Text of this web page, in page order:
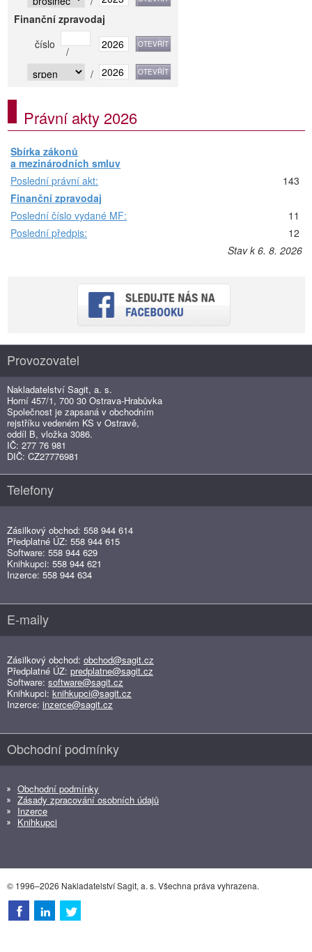
Finanční zpravodaj
číslo
/
/
Právní akty 2026
Sbírka zákonů
a mezinárodních smluv
Poslední právní akt:
143
Finanční zpravodaj
Poslední číslo vydané MF:
11
Poslední předpis:
12
Stav k 6. 8. 2026
Provozovatel
Nakladatelství Sagit, a. s.
Horní 457/1, 700 30 Ostrava-Hrabůvka
Společnost je zapsaná v obchodním
rejstříku vedeném KS v Ostravě,
oddíl B, vložka 3086.
IČ: 277 76 981
DIČ: CZ27776981
Telefony
Zásilkový obchod: 558 944 614
Předplatné ÚZ: 558 944 615
Software: 558 944 629
Knihkupci: 558 944 621
Inzerce: 558 944 634
E-maily
Zásilkový obchod: obchod@sagit.cz
Předplatné ÚZ: predplatne@sagit.cz
Software: software@sagit.cz
Knihkupci: knihkupci@sagit.cz
Inzerce: inzerce@sagit.cz
Obchodní podmínky
Obchodní podmínky
Zásady zpracování osobních údajů
Inzerce
Knihkupci
© 1996–2026 Nakladatelství Sagit, a. s. Všechna práva vyhrazena.